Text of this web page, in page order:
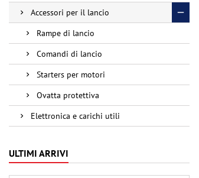
Accessori per il lancio
Rampe di lancio
Comandi di lancio
Starters per motori
Ovatta protettiva
Elettronica e carichi utili
ULTIMI ARRIVI